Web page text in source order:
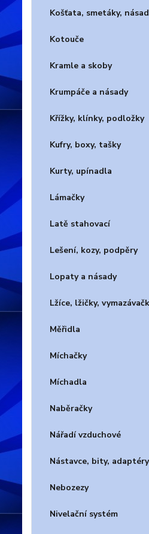
Košťata, smetáky,
Kotouče
Kramle a skoby
Krumpáče a násady
Křížky, klínky, podložky
Kufry, boxy, tašky
Kurty, upínadla
Lámačky
Latě stahovací
Lešení, kozy, podpěry
Lopaty a násady
Lžíce, lžičky,
Měřidla
Míchačky
Míchadla
Naběračky
Nářadí vzduchové
Nástavce, bity, adaptéry
Nebozezy
Nivelační systém